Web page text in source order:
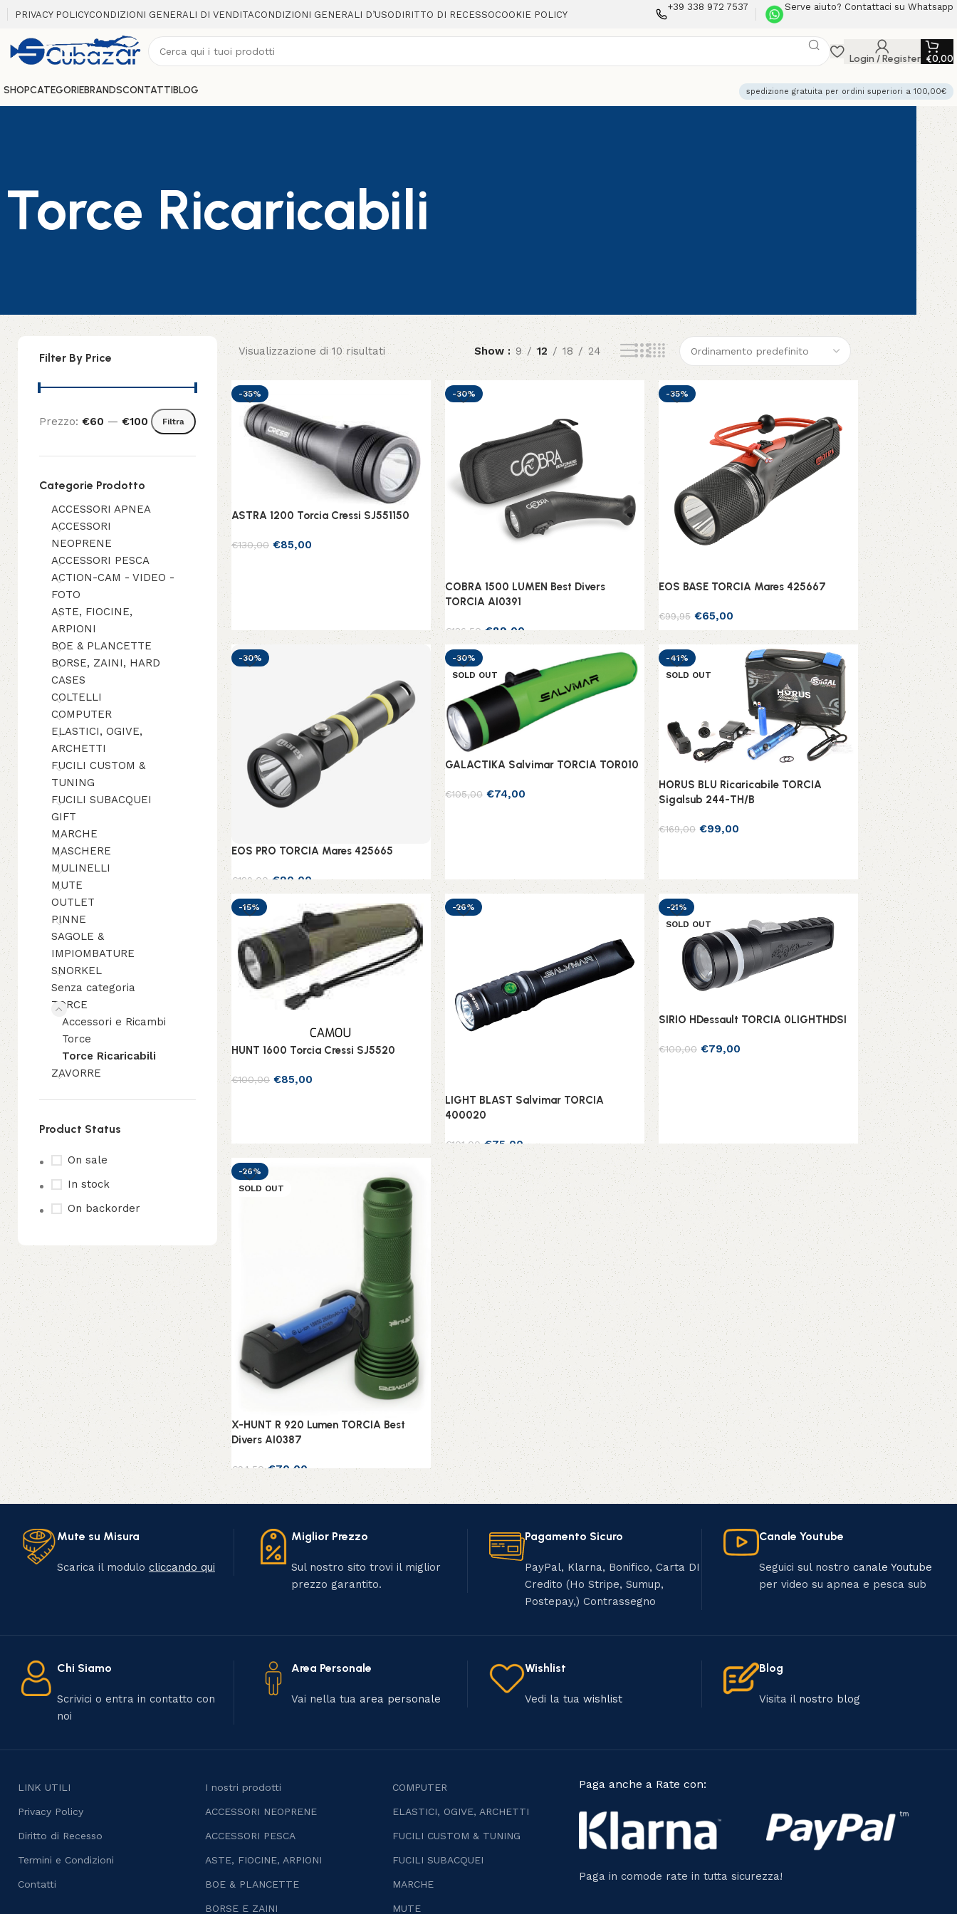
PRIVACY POLICYCONDIZIONI GENERALI DI VENDITACONDIZIONI GENERALI D’USO DIRITTO DI RECESSOCOOKIE POLICY
+39 338 972 7537 Serve aiuto? Contattaci su Whatsapp
Login / Register €0,00
SHOPCATEGORIEBRANDSCONTATTIBLOG spedizione gratuita per ordini superiori a 100,00€
Torce Ricaricabili
Filter By Price
Filtra
Prezzo: €60 — €100
Categorie Prodotto
ACCESSORI APNEA
ACCESSORI
NEOPRENE
ACCESSORI PESCA
ACTION-CAM - VIDEO -
FOTO
ASTE, FIOCINE,
ARPIONI
BOE & PLANCETTE
BORSE, ZAINI, HARD
CASES
COLTELLI
COMPUTER
ELASTICI, OGIVE,
ARCHETTI
FUCILI CUSTOM &
TUNING
FUCILI SUBACQUEI
GIFT
MARCHE
MASCHERE
MULINELLI
MUTE
OUTLET
PINNE
SAGOLE &
IMPIOMBATURE
SNORKEL
Senza categoria
TORCE
Accessori e Ricambi
Torce
Torce Ricaricabili
ZAVORRE
Product Status
On sale
In stock
On backorder
Visualizzazione di 10 risultati Show 9 12 18 24
-35%
ASTRA 1200 Torcia Cressi SJ551150
€130,00 €85,00
-30%
COBRA 1500 LUMEN Best Divers
TORCIA AI0391
€126,50 €89,00
Aggiungi al carrello
-35%
EOS BASE TORCIA Mares 425667
€99,95 €65,00
Aggiungi al carrello
-30%
EOS PRO TORCIA Mares 425665
€129,00 €90,00
Aggiungi al carrello
-30%
SOLD OUT
GALACTIKA Salvimar TORCIA TOR010
€105,00 €74,00
-41%
SOLD OUT
HORUS BLU Ricaricabile TORCIA
Sigalsub 244-TH/B
€169,00 €99,00
-15%
HUNT 1600 Torcia Cressi SJ5520
€100,00 €85,00
-26%
LIGHT BLAST Salvimar TORCIA
400020
€101,00 €75,00
Aggiungi al carrello
-21%
SOLD OUT
SIRIO HDessault TORCIA 0LIGHTHDSI
€100,00 €79,00
-26%
SOLD OUT
X-HUNT R 920 Lumen TORCIA Best
Divers AI0387
€94,50 €70,00
Leggi tutto
Mute su Misura
Scarica il modulocliccando qui
Miglior Prezzo
Sul nostro sito trovi il miglior
prezzo garantito.
Pagamento Sicuro
PayPal, Klarna, Bonifico, Carta DI
Credito (Ho Stripe, Sumup,
Postepay,) Contrassegno
Canale Youtube
Seguici sul nostro canale Youtube
per video su apnea e pesca sub
Chi Siamo
Scrivici o entra in contatto con
noi
Area Personale
Vai nella tua area personale
Wishlist
Vedi la tuawishlist
Blog
Visita il nostro blog
LINK UTILI
Privacy Policy
Diritto di Recesso
Termini e Condizioni
Contatti
I nostri prodotti
ACCESSORI NEOPRENE
ACCESSORI PESCA
ASTE, FIOCINE, ARPIONI
BOE & PLANCETTE
BORSE E ZAINI
COMPUTER
ELASTICI, OGIVE, ARCHETTI
FUCILI CUSTOM & TUNING
FUCILI SUBACQUEI
MARCHE
MUTE
Paga anche a Rate con:
Paga in comode rate in tutta sicurezza!